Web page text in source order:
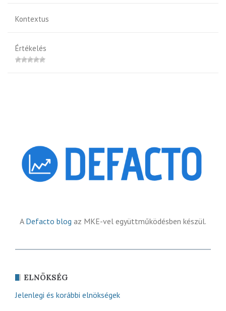
Kontextus
Értékelés
A Defacto blog az MKE-vel együttműködésben készül.
ELNÖKSÉG
Jelenlegi és korábbi elnökségek